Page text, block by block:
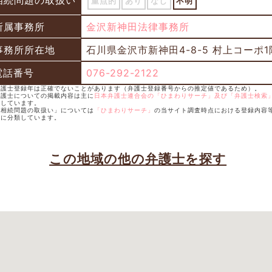
属事務所
金沢新神田法律事務所
務所所在地
石川県金沢市新神田4-8-5 村上コーポ1
話番号
076-292-2122
士登録年は正確でないことがあります（弁護士登録番号からの推定値であるため）。
士についての掲載内容は主に 日本弁護士連合会の「ひまわりサーチ」及び「弁護士検索」
ています。
続問題の取扱い」については
「ひまわりサーチ」 の当サイト調査時点における登録内容
分類しています。
この地域の他の弁護士を探す